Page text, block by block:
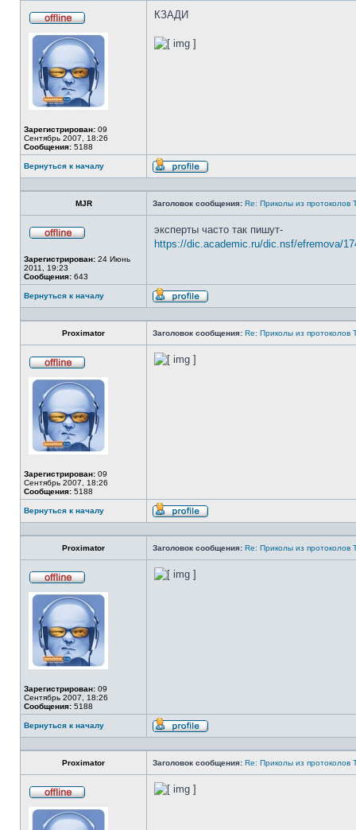
в
сети
Зарегистрирован: 09
Сентябрь 2007, 18:26
Сообщения: 5188
КЗАДИ
Вернуться к началу
Профиль
MJR Заголовок сообщения: Re: Приколы из протоколов
сети
Зарегистрирован: 24 Июнь
2011, 19:23
Сообщения: 643
эксперты часто так пишут-
https://dic.academic.ru/dic.nsf/efremova/
Вернуться к началу
Профиль
Proximator Заголовок сообщения: Re: Приколы из протоколов
в
сети
Зарегистрирован: 09
Сентябрь 2007, 18:26
Сообщения: 5188
Вернуться к началу
Профиль
Proximator Заголовок сообщения: Re: Приколы из протоколов
в
сети
Зарегистрирован: 09
Сентябрь 2007, 18:26
Сообщения: 5188
Вернуться к началу
Профиль
Proximator Заголовок сообщения: Re: Приколы из протоколов
в
сети